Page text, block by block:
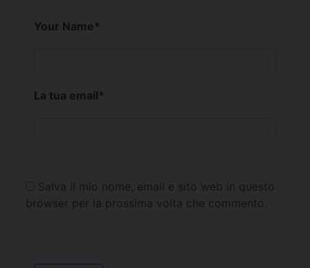
Your Name*
La tua email*
Salva il mio nome, email e sito web in questo
browser per la prossima volta che commento.